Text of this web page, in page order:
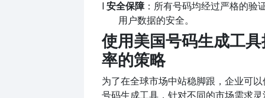
l 安全保障：所有号码均经过严格的验
用户数据的安全。
使用美国号码生成工
率的策略
为了在全球市场中站稳脚跟，企业可
号码生成工具，针对不同的市场需求